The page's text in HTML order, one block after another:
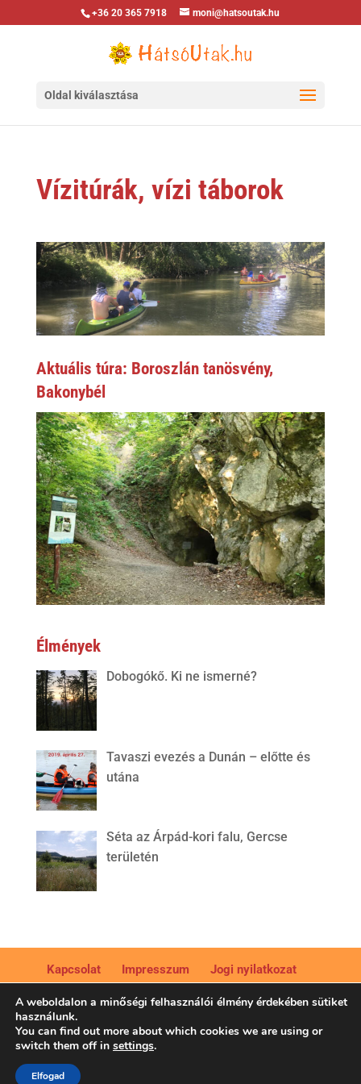
+36 20 365 7918 moni@hatsoutak.hu
Oldal kiválasztása
Vízitúrák, vízi táborok
Aktuális túra: Boroszlán tanösvény,
Bakonybél
Élmények
Dobogókő. Ki ne ismerné?
Tavaszi evezés a Dunán – előtte és
utána
Séta az Árpád-kori falu, Gercse
területén
Kapcsolat Impresszum
Jogi nyilatkozat
/ Élményturizmus Marketing Kft. Minden jog fenntartva.
A weboldalon a minőségi felhasználói élmény érdekében sütiket
használunk.
You can find out more about which cookies we are using or
switch them off in settings.
Elfogad